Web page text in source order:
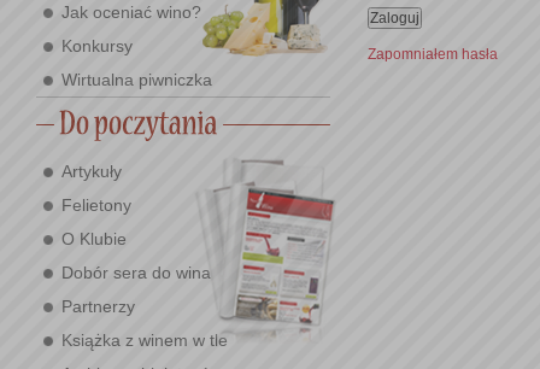
Jak oceniać wino?
Konkursy
Wirtualna piwniczka
Artykuły
Felietony
O Klubie
Dobór sera do wina
Partnerzy
Książka z winem w tle
Zapomniałem hasła